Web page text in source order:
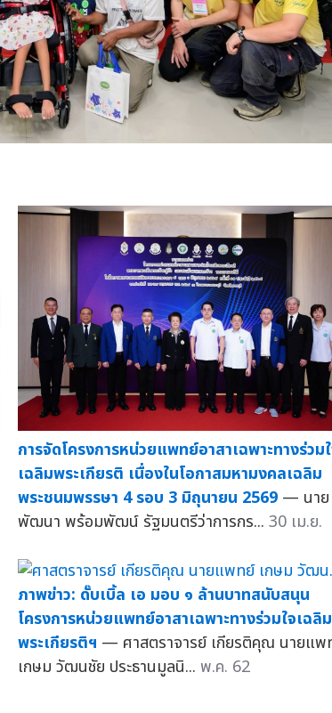
การจัดโครงการหน่วยแพทย์อาสาเฉพาะทางร่วม
เฉลิมพระเกียรติ เนื่องในโอกาสมหามงคลเฉลิม
พระชนมพรรษา 4 รอบ 3 มิถุนายน 2569 — นาย
พัฒนา พร้อมพัฒน์ รัฐมนตรีว่าการกร... 30 เม.ย.
ภาพข่าว: ดั๊บเบิ้ล เอ มอบ ๑ ล้านบาทสนับสนุน
โครงการหน่วยแพทย์อาสาเฉพาะทางร่วมใจเฉลิม
พระเกียรติฯ — ศาสตราจารย์ เกียรติคุณ นายแพ
เกษม วัฒนชัย ประธานมูลนิ... พ.ค. 62